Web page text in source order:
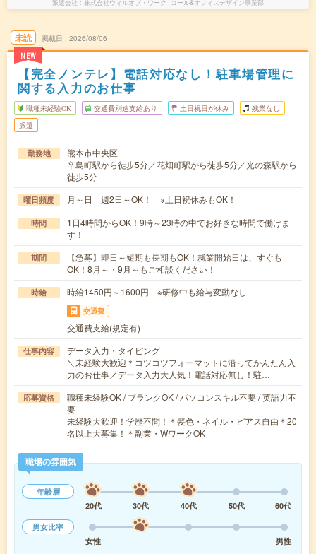
派遣会社 株式会社ウィルオブ・ワーク コール&オフィスデザイン事業部
未読
NEW
掲載日 2026/08/06
【完全ノンテレ】電話対応なし！駐車場管理に
関する入力のお仕事
職種未経験OK 交通費別途支給あり 土日祝日が休み 残業なし
派遣
勤務地
熊本市中央区
辛島町駅から徒歩5分／花畑町駅から徒歩5分／光の森駅から
徒歩5分
曜日頻度 月～日 週2日～OK！ ※土日祝休みもOK！
時間
1日4時間からOK！9時～23時の中でお好きな時間で働けま
す！
期間
【急募】即日～短期も長期もOK！就業開始日は、すぐも
OK！8月～・9月～もご相談ください！
時給 時給1450円～1600円 ※研修中も給与変動なし
交通費
交通費支給(規定有)
仕事内容
データ入力・タイピング
＼未経験大歓迎＊コツコツフォーマットに沿ってかんたん入
力のお仕事／データ入力大人気！電話対応無し！駐…
応募資格
職種未経験OK / ブランクOK / パソコンスキル不要 / 英語力不
要
未経験大歓迎！学歴不問！＊髪色・ネイル・ピアス自由＊20
名以上大募集！＊副業・WワークOK
職場の雰囲気
年齢層
20代
30代 40代 50代
60代
男女比率
女性
男性